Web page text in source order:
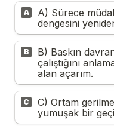
A
A) Sürece
dengesini
B
B) Baskın
çalıştığını
alan açarım.
C
C) Ortam
yumuşak bir